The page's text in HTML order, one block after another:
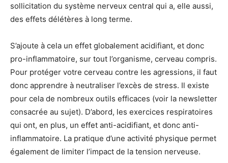
sollicitation du système nerveux central qui a, elle aussi,
des effets délétères à long terme.
S’ajoute à cela un effet globalement acidifiant, et donc
pro-inflammatoire, sur tout l’organisme, cerveau compris.
Pour protéger votre cerveau contre les agressions, il faut
donc apprendre à neutraliser l’excès de stress. Il existe
pour cela de nombreux outils efficaces (voir la newsletter
consacrée au sujet). D’abord, les exercices respiratoires
qui ont, en plus, un effet anti-acidifiant, et donc anti-
inflammatoire. La pratique d’une activité physique permet
également de limiter l’impact de la tension nerveuse.